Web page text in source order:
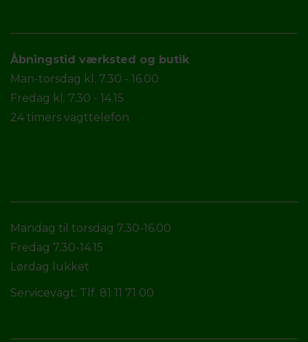
Åbningstid værksted og butik
Man-torsdag kl. 7.30 - 16.00
Fredag kl. 7.30 - 14.15
24 timers vagttelefon
Mandag til torsdag 7.30-16.00
Fredag 7.30-14.15
Lørdag lukket
Servicevagt: Tlf. 81 11 71 00